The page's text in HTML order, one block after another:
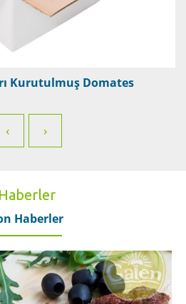
Kurutulmuş Domates
‹ ›
Haberler
Haberler